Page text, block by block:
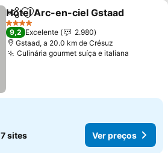
PartilharAdicionar aos favoritos
Hotel Arc-en-ciel Gstaad
4 Estrelas
9,2 Excelente
2.980
Gstaad, a 20.0 km de Crésuz
Culinária gourmet suíça e italiana
7 sites Ver preços